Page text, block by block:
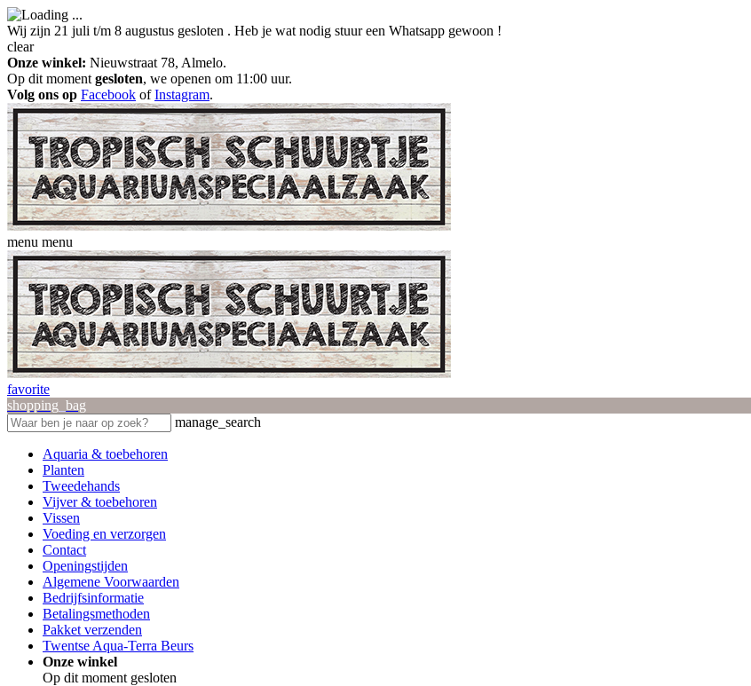
Wij zijn 21 juli t/m 8 augustus gesloten . Heb je wat nodig stuur een Whatsapp gewoon !
clear
Onze winkel: Nieuwstraat 78, Almelo.
Op dit moment gesloten, we openen om 11:00 uur.
Volg ons op Facebook ofInstagram.
menu menu
favorite
shopping_bag
manage_search
Aquaria & toebehoren
Planten
Tweedehands
Vijver & toebehoren
Vissen
Voeding en verzorgen
Contact
Openingstijden
Algemene Voorwaarden
Bedrijfsinformatie
Betalingsmethoden
Pakket verzenden
Twentse Aqua-Terra Beurs
Onze winkel
Op dit moment gesloten